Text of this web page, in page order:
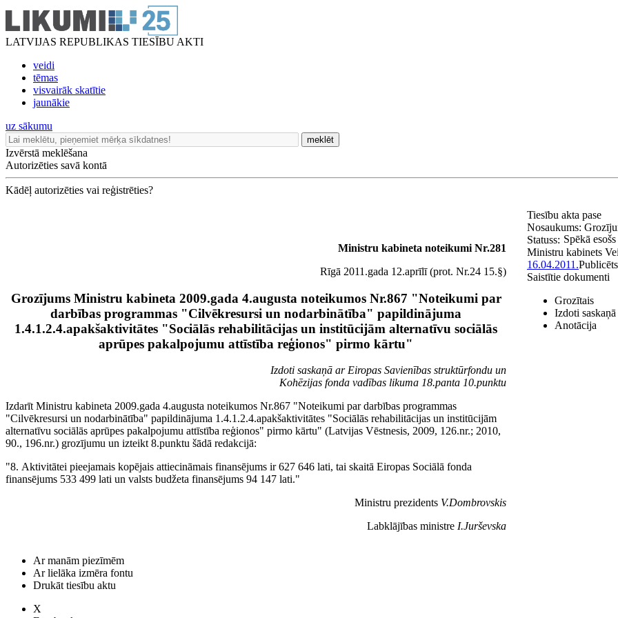
LATVIJAS REPUBLIKAS TIESĪBU AKTI
veidi
tēmas
visvairāk skatītie
jaunākie
uz sākumu
meklēt
Izvērstā meklēšana
Autorizēties savā kontā
Kādēļ autorizēties vai reģistrēties?
Ministru kabineta noteikumi Nr.281
Rīgā 2011.gada 12.aprīlī (prot. Nr.24 15.§)
Grozījums Ministru kabineta 2009.gada 4.augusta noteikumos Nr.867 "Noteikumi par
darbības programmas "Cilvēkresursi un nodarbinātība" papildinājuma
1.4.1.2.4.apakšaktivitātes "Sociālās rehabilitācijas un institūcijām alternatīvu sociālās
aprūpes pakalpojumu attīstība reģionos" pirmo kārtu"
Izdoti saskaņā ar Eiropas Savienības struktūrfondu un
Kohēzijas fonda vadības likuma 18.panta 10.punktu
Izdarīt Ministru kabineta 2009.gada 4.augusta noteikumos Nr.867 "Noteikumi par darbības programmas
"Cilvēkresursi un nodarbinātība" papildinājuma 1.4.1.2.4.apakšaktivitātes "Sociālās rehabilitācijas un institūcijām
alternatīvu sociālās aprūpes pakalpojumu attīstība reģionos" pirmo kārtu" (Latvijas Vēstnesis, 2009, 126.nr.; 2010,
90., 196.nr.) grozījumu un izteikt 8.punktu šādā redakcijā:
"8. Aktivitātei pieejamais kopējais attiecināmais finansējums ir 627 646 lati, tai skaitā Eiropas Sociālā fonda
finansējums 533 499 lati un valsts budžeta finansējums 94 147 lati."
Ministru prezidents V.Dombrovskis
Labklājības ministre I.Jurševska
Tiesību akta pase
Nosaukums:
Statuss: Spēkā esošs
Ministru kabinets
16.04.2011.
Saistītie dokumenti
Grozītais
Izdoti saskaņā
Anotācija
Ar manām piezīmēm
Ar lielāka izmēra fontu
Drukāt tiesību aktu
X